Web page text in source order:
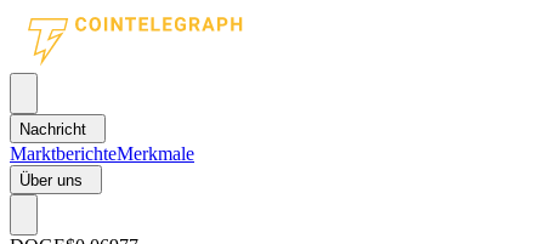
Nachricht
MarktberichteMerkmale
Über uns